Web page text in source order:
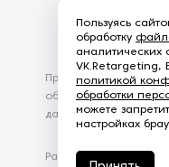
Разработка сайта —
Продолжая
обработку файлов
данных, в
Пользуясь
обработку
аналитических
VK.Retargeting,
политикой
обработки
можете
настройках